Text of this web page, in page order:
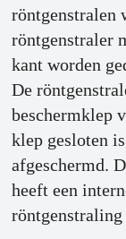
röntgenstralen
röntgenstraler
kant worden
De
beschermklep
klep gesloten
afgeschermd.
heeft een